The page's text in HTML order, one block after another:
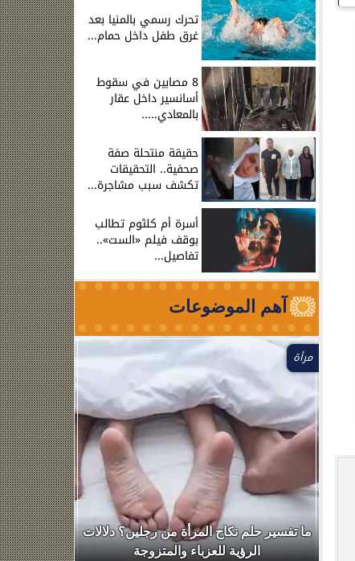
تحرك رسمي بالمنيا بعد
غرق طفل داخل حمام...
8 مصابين في سقوط
أسانسير داخل عقار
بالمعادي.....
حقيقة منتحلة صفة
صحفية.. التحقيقات
تكشف سبب مشاجرة...
أسرة أم كلثوم تطالب
بوقف فيلم «الست»..
تفاصيل...
آهم الموضوعات
مرأة
ما تفسير حلم نكاح المرأة من رجلين؟ دلالات
الرؤية للعزباء والمتزوجة
نقابة
من